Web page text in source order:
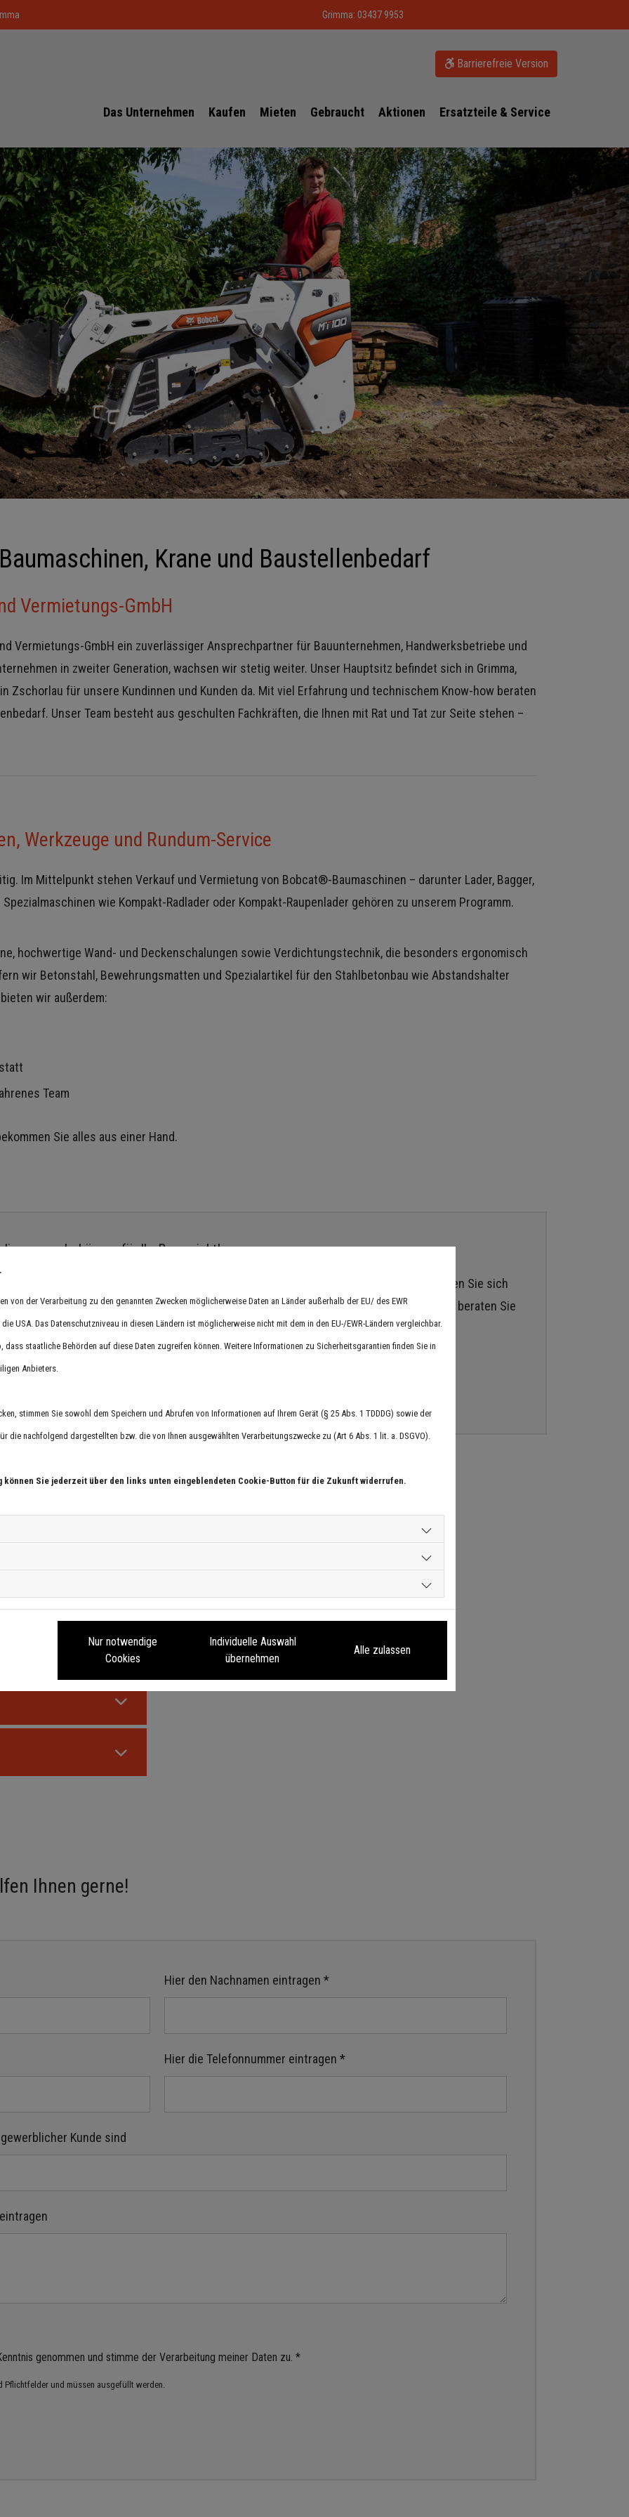
Grimma: 03437 9953
Barrierefreie Version
Das Unternehmen Kaufen Mieten Gebraucht Aktionen Ersatzteile & Service
Krane und Baustellenbedarf
Vermietungs-GmbH
Vermietungs-GmbH ein zuverlässiger Ansprechpartner für Bauunternehmen, Handwerksbetriebe und
in zweiter Generation, wachsen wir stetig weiter. Unser Hauptsitz befindet sich in Grimma,
Zschorlau für unsere Kundinnen und Kunden da. Mit viel Erfahrung und technischem Know-how beraten
Unser Team besteht aus geschulten Fachkräften, die Ihnen mit Rat und Tat zur Seite stehen –
Werkzeuge und Rundum-Service
Im Mittelpunkt stehen Verkauf und Vermietung von Bobcat®-Baumaschinen – darunter Lader, Bagger,
wie Kompakt-Radlader oder Kompakt-Raupenlader gehören zu unserem Programm.
hochwertige Wand- und Deckenschalungen sowie Verdichtungstechnik, die besonders ergonomisch
wir Betonstahl, Bewehrungsmatten und Spezialartikel für den Stahlbetonbau wie Abstandshalter
wir außerdem:
Team
Sie alles aus einer Hand.
passende Lösung für Ihr Bauprojekt!
brauchen Ersatzteile oder möchten sich über unser Angebot informieren? Dann melden Sie sich
GmbH ist Ihr Partner für alle Fragen rund um Baugeräte, Maschinen und Zubehör. Wir beraten Sie
erklärt
& Krane” sind
diese Wörter und Begriffe.
Ihnen gerne!
Hier den Nachnamen eintragen *
Hier die Telefonnummer eintragen *
Kunde sind
genommen und stimme der Verarbeitung meiner Daten zu. *
Pflichtfelder und müssen ausgefüllt werden.
von der Verarbeitung zu den genannten Zwecken möglicherweise Daten an Länder außerhalb der EU/ des EWR
USA. Das Datenschutzniveau in diesen Ländern ist möglicherweise nicht mit dem in den EU-/EWR-Ländern vergleichbar.
dass staatliche Behörden auf diese Daten zugreifen können. Weitere Informationen zu Sicherheitsgarantien finden Sie in
Anbieters.
stimmen Sie sowohl dem Speichern und Abrufen von Informationen auf Ihrem Gerät (§ 25 Abs. 1 TDDDG) sowie der
die nachfolgend dargestellten bzw. die von Ihnen ausgewählten Verarbeitungszwecke zu (Art 6 Abs. 1 lit. a. DSGVO).
Sie jederzeit über den links unten eingeblendeten Cookie-Button für die Zukunft widerrufen.
Nur notwendige
Cookies
Individuelle Auswahl
übernehmen
Alle zulassen